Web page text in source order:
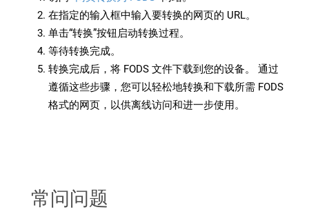
在指定的输入框中输入要转换的网页的 URL。
单击“转换”按钮启动转换过程。
等待转换完成。
转换完成后，将 FODS 文件下载到您的设备。 通过
遵循这些步骤，您可以轻松地转换和下载所需 FODS
格式的网页，以供离线访问和进一步使用。
常问问题